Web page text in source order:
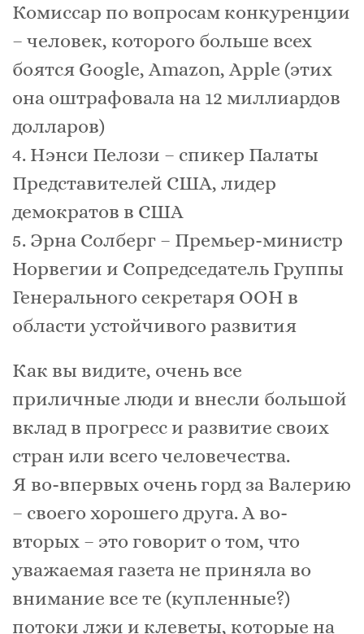
Комиссар по вопросам конкуренции
– человек, которого больше всех
боятся Google, Amazon, Apple (этих
она оштрафовала на 12 миллиардов
долларов)
4. Нэнси Пелози – спикер Палаты
Представителей США, лидер
демократов в США
5. Эрна Солберг – Премьер-министр
Норвегии и Сопредседатель Группы
Генерального секретаря ООН в
области устойчивого развития
Как вы видите, очень все
приличные люди и внесли большой
вклад в прогресс и развитие своих
стран или всего человечества.
Я во-впервых очень горд за Валерию
– своего хорошего друга. А во-
вторых – это говорит о том, что
уважаемая газета не приняла во
внимание все те (купленные?)
потоки лжи и клеветы, которые на